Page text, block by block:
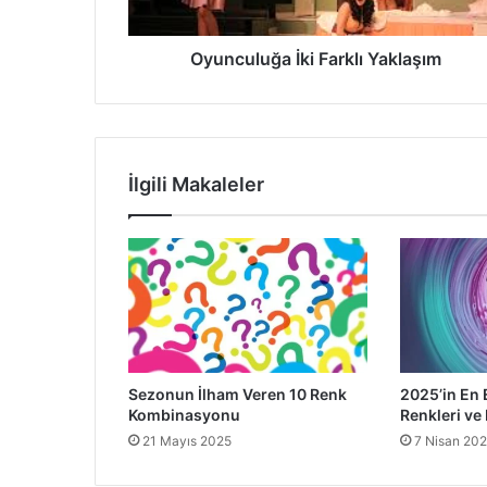
Oyunculuğa İki Farklı Yaklaşım
İlgili Makaleler
Sezonun İlham Veren 10 Renk
Kombinasyonu
21 Mayıs 2025
2025’in
Renkleri ve
7 Nisan